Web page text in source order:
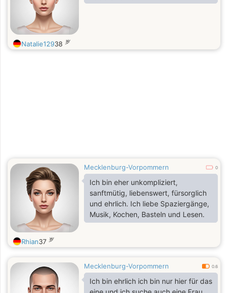
Natalie12938 岁
Mecklenburg-Vorpommern 0
Ich bin eher unkompliziert,
sanftmütig, liebenswert, fürsorglich
und ehrlich. Ich liebe Spaziergänge,
Musik, Kochen, Basteln und Lesen.
Rhian37 岁
Mecklenburg-Vorpommern 0.6
Ich bin ehrlich ich bin nur hier für das